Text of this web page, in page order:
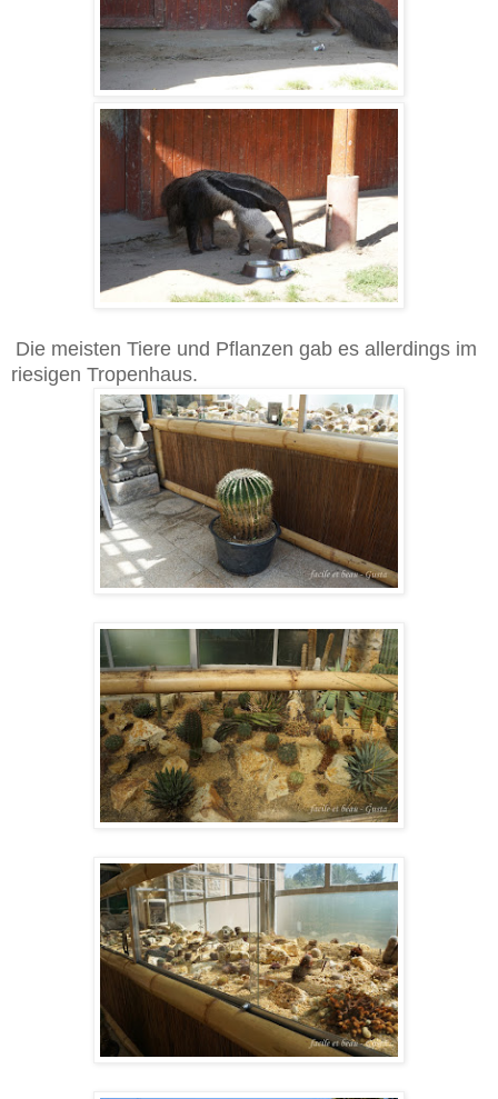
Die meisten Tiere und Pflanzen gab es allerdings im
riesigen Tropenhaus.